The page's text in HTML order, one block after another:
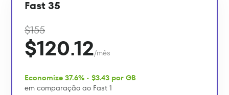
Fast 35
$155
$120.12/mês
Economize 37.6% • $3.43 por GB
em comparação ao Fast 1